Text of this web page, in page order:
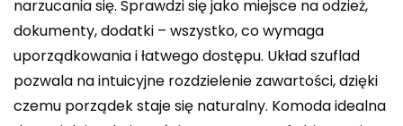
narzucania się. Sprawdzi się jako miejsce na odzież,
dokumenty, dodatki – wszystko, co wymaga
uporządkowania i łatwego dostępu. Układ szuflad
pozwala na intuicyjne rozdzielenie zawartości, dzięki
czemu porządek staje się naturalny. Komoda idealna